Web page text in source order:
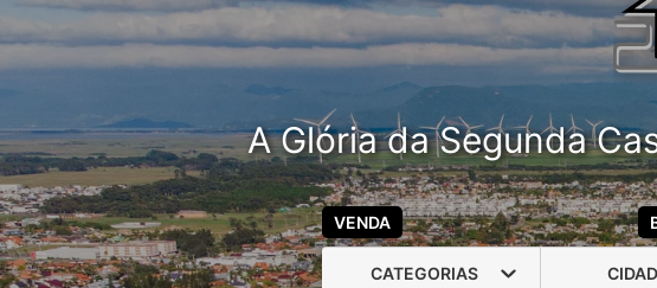
A Glória da Segunda
VENDA
CATEGORIAS